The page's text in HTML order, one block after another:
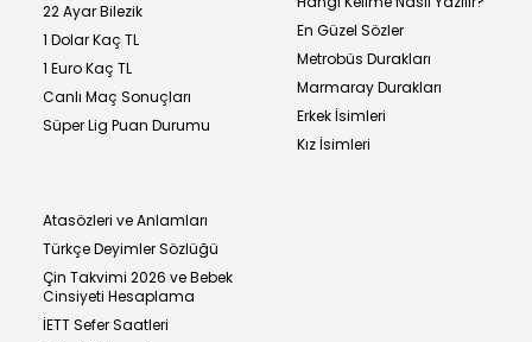
22 Ayar Bilezik
1 Dolar Kaç TL
1 Euro Kaç TL
Canlı Maç Sonuçları
Süper Lig Puan Durumu
En Güzel Sözler
Metrobüs Durakları
Marmaray Durakları
Erkek İsimleri
Kız İsimleri
Atasözleri ve Anlamları
Türkçe Deyimler Sözlüğü
Çin Takvimi 2026 ve Bebek
Cinsiyeti Hesaplama
İETT Sefer Saatleri